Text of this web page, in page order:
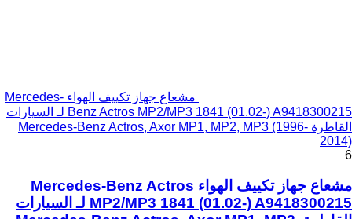
مشعاع جهاز تكييف الهواء Mercedes-
Benz Actros MP2/MP3 1841 (01.02-) A9418300215 لـ السيارات
القاطرة Mercedes-Benz Actros, Axor MP1, MP2, MP3 (1996-
2014)
6
مشعاع جهاز تكييف الهواء Mercedes-Benz Actros
MP2/MP3 1841 (01.02-) A9418300215 لـ السيارات